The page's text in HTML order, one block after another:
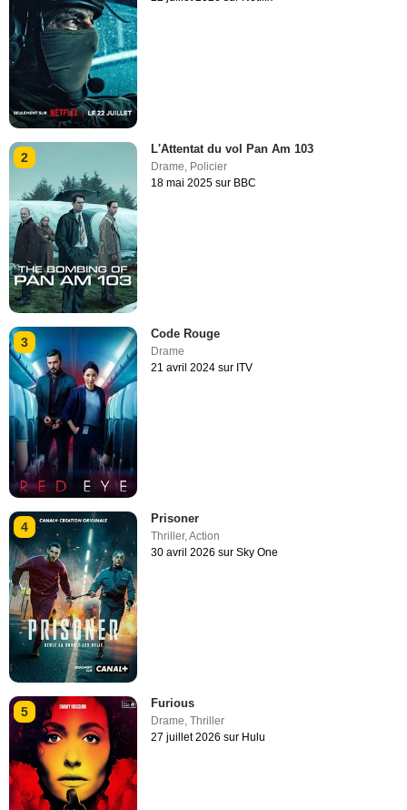
2
L'Attentat du vol Pan Am 103
Drame Policier
18 mai 2025 sur BBC
3
Code Rouge
Drame
21 avril 2024 sur ITV
4
Prisoner
Thriller,Action
30 avril 2026 sur Sky One
5
Furious
Drame,Thriller
27 juillet 2026 sur Hulu